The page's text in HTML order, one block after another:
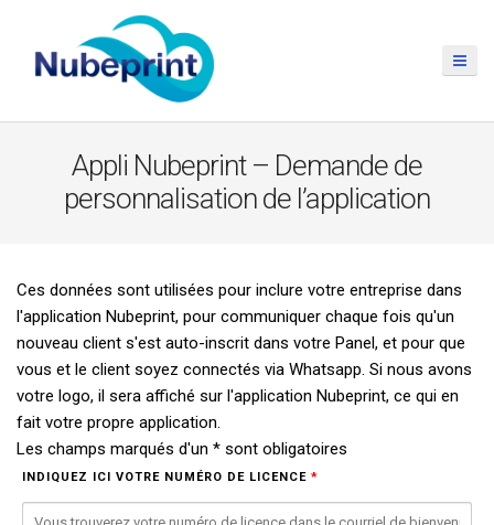
Appli Nubeprint – Demande de
personnalisation de l’application
Ces données sont utilisées pour inclure votre entreprise dans
l'application Nubeprint, pour communiquer chaque fois qu'un
nouveau client s'est auto-inscrit dans votre Panel, et pour que
vous et le client soyez connectés via Whatsapp. Si nous avons
votre logo, il sera affiché sur l'application Nubeprint, ce qui en
fait votre propre application.
Les champs marqués d'un * sont obligatoires
INDIQUEZ ICI VOTRE NUMÉRO DE LICENCE *